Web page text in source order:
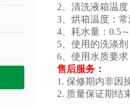
2、清洗液箱温
3、烘箱温度：
4、耗水量：0.5
5、使用的洗涤
6、使用水质要
售后服务：
1. 保修期内非因
2. 质量保证期结